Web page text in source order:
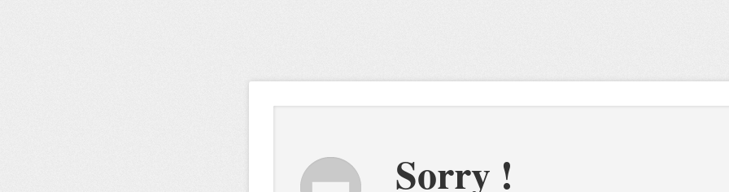
Sorry !